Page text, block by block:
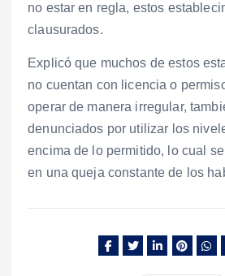
no estar en regla, estos
clausurados.
Explicó que muchos de estos
no cuentan con licencia o
operar de manera irregular,
denunciados por utilizar los
encima de lo permitido, lo cual
en una queja constante de los